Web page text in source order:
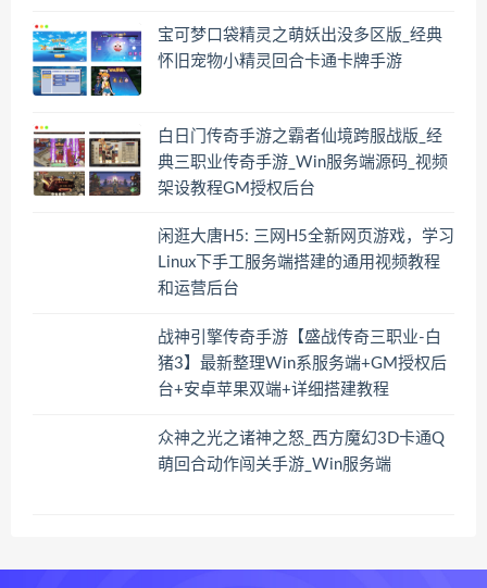
宝可梦口袋精灵之萌妖出没多区版_经典
怀旧宠物小精灵回合卡通卡牌手游
白日门传奇手游之霸者仙境跨服战版_经
典三职业传奇手游_Win服务端源码_视频
架设教程GM授权后台
闲逛大唐H5: 三网H5全新网页游戏，学习
Linux下手工服务端搭建的通用视频教程
和运营后台
战神引擎传奇手游【盛战传奇三职业-白
猪3】最新整理Win系服务端+GM授权后
台+安卓苹果双端+详细搭建教程
众神之光之诸神之怒_西方魔幻3D卡通Q
萌回合动作闯关手游_Win服务端